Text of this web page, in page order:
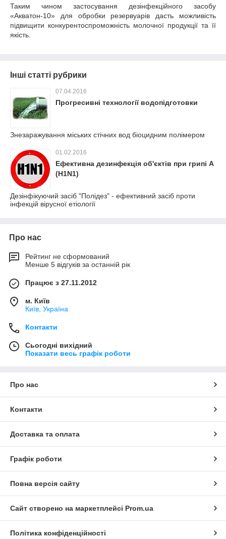
Таким чином застосування дезінфекційного засобу
«Акватон-10» для обробки резервуарів дасть можливість
підвищити конкурентоспроможність молочної продукції та її
якість.
Інші статті рубрики
07.04.2016
Прогресивні технології водопідготовки
Знезаражування міських стічних вод біоцидним полімером
01.02.2016
Ефективна дезинфекція об'єктів при грипі А
(H1N1)
Дезінфікуючий засіб "Полідез" - ефективний засіб проти
інфекцій вірусної етіології
Про нас
Рейтинг не сформований
Менше 5 відгуків за останній рік
Працює з 27.11.2012
м. Київ
Київ, Україна
Контакти
Сьогодні вихідний
Показати весь графік роботи
Про нас
Контакти
Доставка та оплата
Графік роботи
Повна версія сайту
Сайт створено на маркетплейсі Prom.ua
Політика конфіденційності